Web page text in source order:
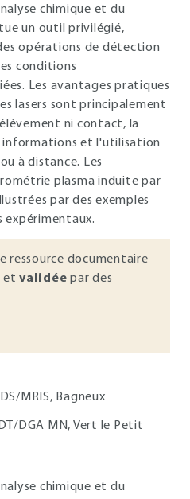
chimique et du
un outil privilégié,
opérations de détection
conditions
Les avantages pratiques
lasers sont principalement
ni contact, la
et l'utilisation
à distance. Les
plasma induite par
par des exemples
expérimentaux.
ressource documentaire
et validée par des
MRIS, Bagneux
DGA MN, Vert le Petit
chimique et du